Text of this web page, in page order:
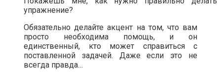
упражнение?
Обязательно делайте акцент на том, что вам
просто необходима помощь, и он
единственный, кто может справиться с
поставленной задачей. Даже если это не
всегда правда…